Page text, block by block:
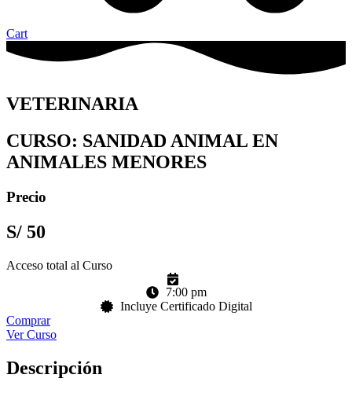
Cart
VETERINARIA
CURSO: SANIDAD ANIMAL EN
ANIMALES MENORES
Precio
S/ 50
Acceso total al Curso
7:00 pm
Incluye Certificado Digital
Comprar
Ver Curso
Descripción